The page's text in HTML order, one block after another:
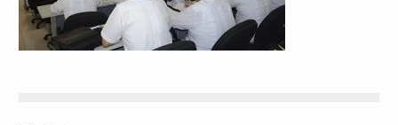
Afiliación